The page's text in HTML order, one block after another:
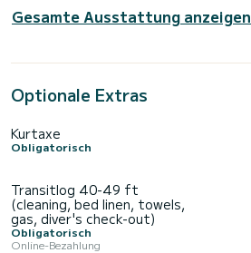
Gesamte Ausstattung anzeigen
Optionale Extras
Kurtaxe
Obligatorisch
Transitlog 40-49 ft
(cleaning, bed linen, towels,
gas, diver's check-out)
Obligatorisch
Online-Bezahlung